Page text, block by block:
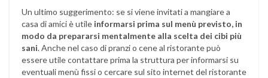
Un ultimo suggerimento: se si viene invitati a mangiare a
casa di amici è utile informarsi prima sul menù previsto, in
modo da prepararsi mentalmente alla scelta dei cibi più
sani. Anche nel caso di pranzi o cene al ristorante può
essere utile contattare prima la struttura per informarsi su
eventuali menù fissi o cercare sul sito internet del ristorante